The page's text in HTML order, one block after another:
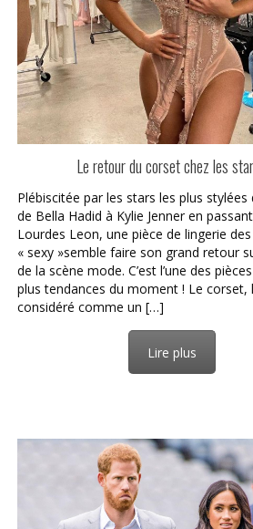
Le retour du corset chez les
Plébiscitée par les stars les plus
de Bella Hadid à Kylie Jenner en
Lourdes Leon, une pièce de lingerie
« sexy »semble faire son grand retour
de la scène mode. C’est l’une des
plus tendances du moment ! Le corset,
considéré comme un […]
Lire plus